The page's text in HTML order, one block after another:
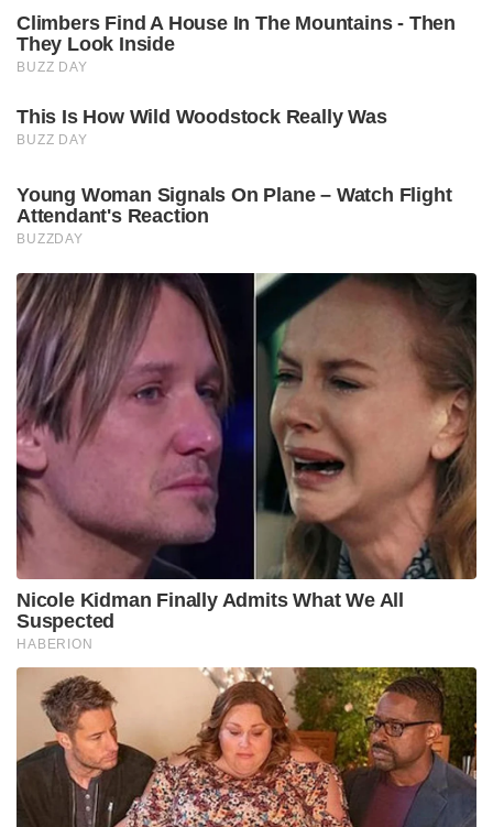
Climbers Find A House In The Mountains - Then
They Look Inside
BUZZ DAY
This Is How Wild Woodstock Really Was
BUZZ DAY
Young Woman Signals On Plane – Watch Flight
Attendant's Reaction
BUZZDAY
Nicole Kidman Finally Admits What We All
Suspected
HABERION